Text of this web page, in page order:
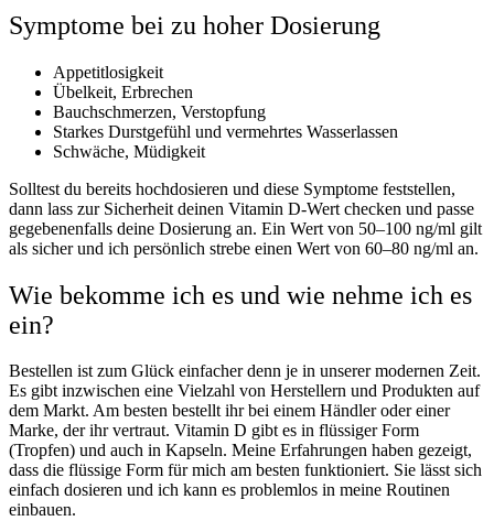
Symptome bei zu hoher Dosierung
Appetitlosigkeit
Übelkeit, Erbrechen
Bauchschmerzen, Verstopfung
Starkes Durstgefühl und vermehrtes Wasserlassen
Schwäche, Müdigkeit
Solltest du bereits hochdosieren und diese Symptome feststellen,
dann lass zur Sicherheit deinen Vitamin D-Wert checken und passe
gegebenenfalls deine Dosierung an. Ein Wert von 50–100 ng/ml gilt
als sicher und ich persönlich strebe einen Wert von 60–80 ng/ml an.
Wie bekomme ich es und wie nehme ich es
ein?
Bestellen ist zum Glück einfacher denn je in unserer modernen Zeit.
Es gibt inzwischen eine Vielzahl von Herstellern und Produkten auf
dem Markt. Am besten bestellt ihr bei einem Händler oder einer
Marke, der ihr vertraut. Vitamin D gibt es in flüssiger Form
(Tropfen) und auch in Kapseln. Meine Erfahrungen haben gezeigt,
dass die flüssige Form für mich am besten funktioniert. Sie lässt sich
einfach dosieren und ich kann es problemlos in meine Routinen
einbauen.